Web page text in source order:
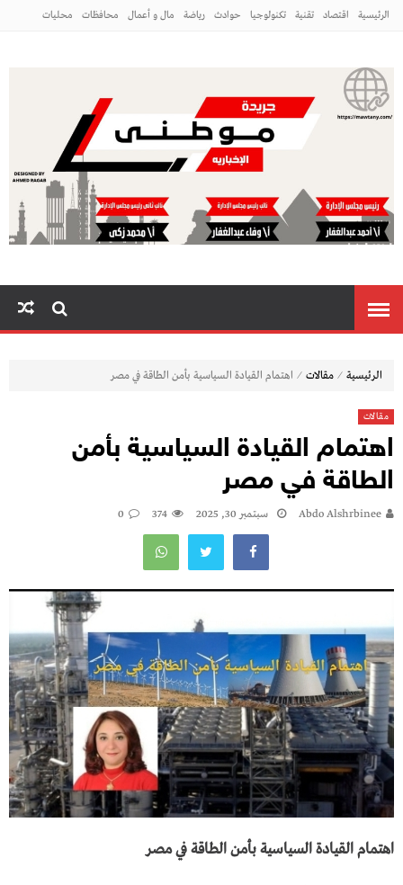
الرئيسية اقتصاد تقنية تكنولوجيا حوادث رياضة مال و أعمال محافظات محليات
الرئيسية ⁄ مقالات ⁄ اهتمام القيادة السياسية بأمن الطاقة في مصر
مقالات
اهتمام القيادة السياسية بأمن
الطاقة في مصر
Abdo Alshrbinee سبتمبر 30, 2025 374
0
اهتمام القيادة السياسية بأمن الطاقة في مصر